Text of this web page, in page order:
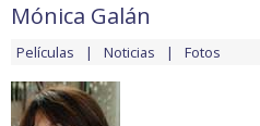
Mónica Galán
Películas Noticias Fotos